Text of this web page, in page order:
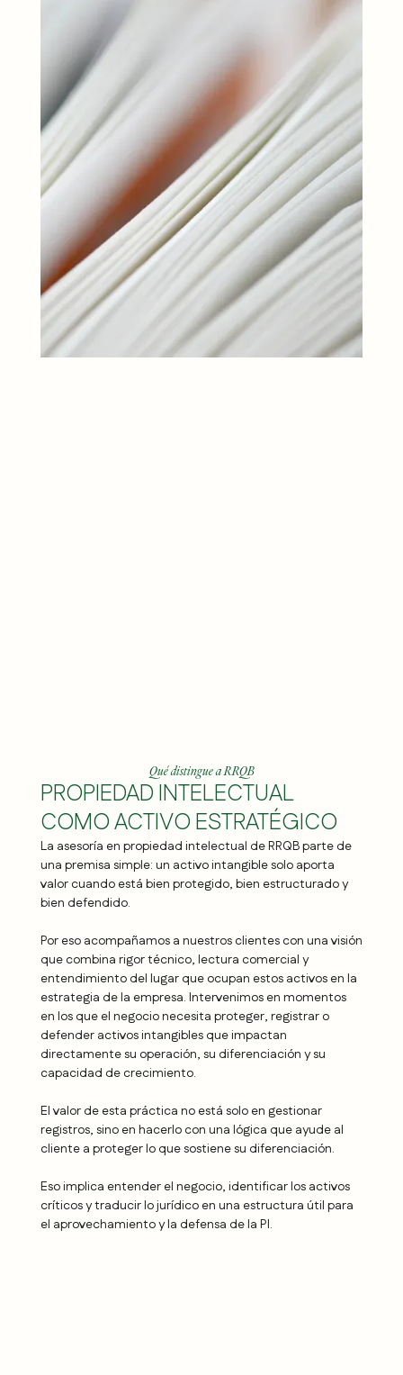
Qué distingue a RRQB
PROPIEDAD INTELECTUAL
COMO ACTIVO ESTRATÉGICO
La asesoría en propiedad intelectual de RRQB parte de
una premisa simple: un activo intangible solo aporta
valor cuando está bien protegido, bien estructurado y
bien defendido.
Por eso acompañamos a nuestros clientes con una visión
que combina rigor técnico, lectura comercial y
entendimiento del lugar que ocupan estos activos en la
estrategia de la empresa. Intervenimos en momentos
en los que el negocio necesita proteger, registrar o
defender activos intangibles que impactan
directamente su operación, su diferenciación y su
capacidad de crecimiento.
El valor de esta práctica no está solo en gestionar
registros, sino en hacerlo con una lógica que ayude al
cliente a proteger lo que sostiene su diferenciación.
Eso implica entender el negocio, identificar los activos
críticos y traducir lo jurídico en una estructura útil para
el aprovechamiento y la defensa de la PI.